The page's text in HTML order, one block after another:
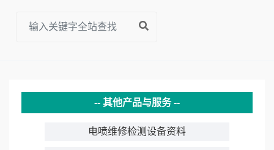
其他产品与服务
电喷维修检测设备资料